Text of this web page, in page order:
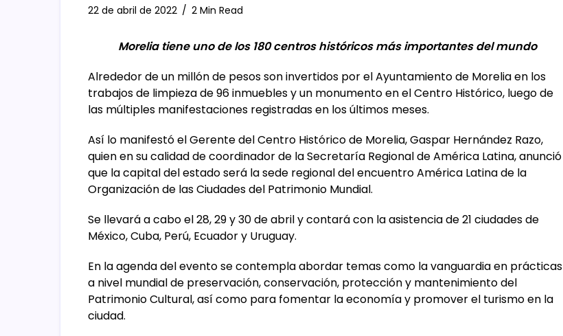
22 de abril de 2022 2 Min Read
Morelia tiene uno de los 180 centros históricos más importantes del mundo
Alrededor de un millón de pesos son invertidos por el Ayuntamiento de Morelia en los
trabajos de limpieza de 96 inmuebles y un monumento en el Centro Histórico, luego de
las múltiples manifestaciones registradas en los últimos meses.
Así lo manifestó el Gerente del Centro Histórico de Morelia, Gaspar Hernández Razo,
quien en su calidad de coordinador de la Secretaría Regional de América Latina, anunció
que la capital del estado será la sede regional del encuentro América Latina de la
Organización de las Ciudades del Patrimonio Mundial.
Se llevará a cabo el 28, 29 y 30 de abril y contará con la asistencia de 21 ciudades de
México, Cuba, Perú, Ecuador y Uruguay.
En la agenda del evento se contempla abordar temas como la vanguardia en prácticas
a nivel mundial de preservación, conservación, protección y mantenimiento del
Patrimonio Cultural, así como para fomentar la economía y promover el turismo en la
ciudad.